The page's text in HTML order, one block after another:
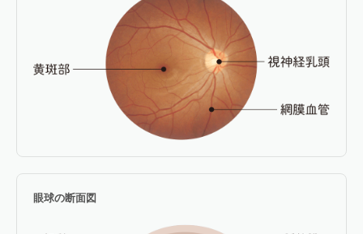
眼球の断面図